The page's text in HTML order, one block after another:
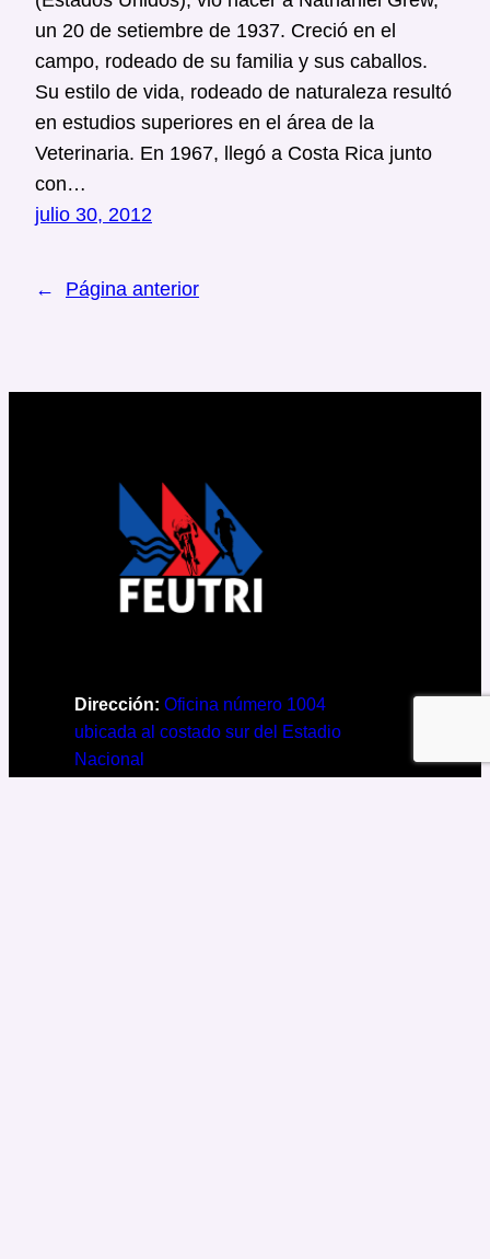
un 20 de setiembre de 1937. Creció en el
campo, rodeado de su familia y sus caballos.
Su estilo de vida, rodeado de naturaleza resultó
en estudios superiores en el área de la
Veterinaria. En 1967, llegó a Costa Rica junto
con…
julio 30, 2012
← Página anterior
Dirección: Oficina número 1004
ubicada al costado sur del Estadio
Nacional